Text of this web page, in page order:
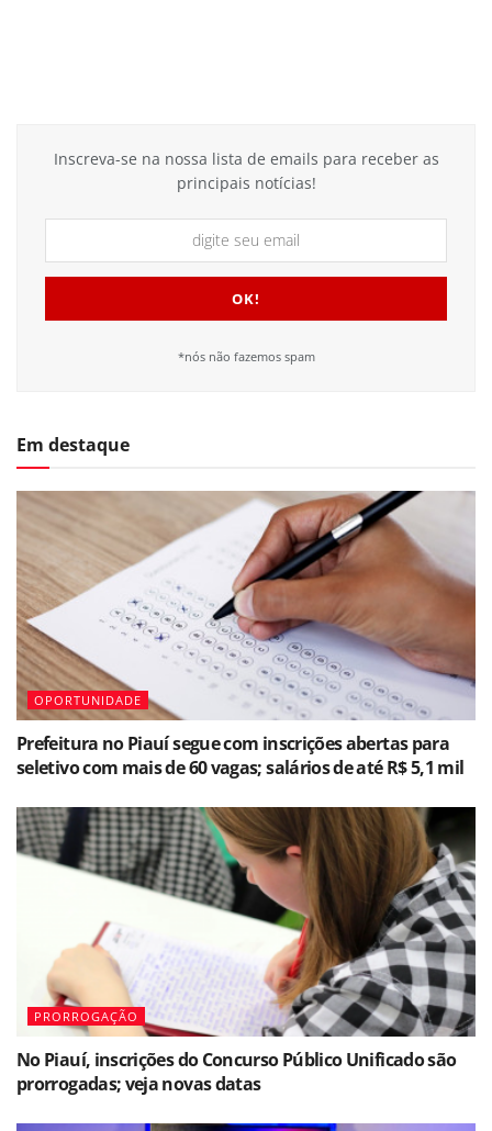
Inscreva-se na nossa lista de emails para receber as
principais notícias!
*nós não fazemos spam
Em destaque
OPORTUNIDADE
Prefeitura no Piauí segue com inscrições abertas para
seletivo com mais de 60 vagas; salários de até R$ 5,1 mil
PRORROGAÇÃO
No Piauí, inscrições do Concurso Público Unificado são
prorrogadas; veja novas datas